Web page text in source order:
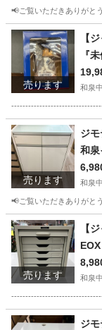
📢ご覧いただきありがと
大阪 和泉市 和
売ります
【
『
ュ
熊取
和泉
大阪 和泉市
売ります
ジ
和泉
岸和
和泉
📢ご覧いただきありがと
大阪 和泉市 和
売ります
【
市
和泉
大阪 和泉市
ジ